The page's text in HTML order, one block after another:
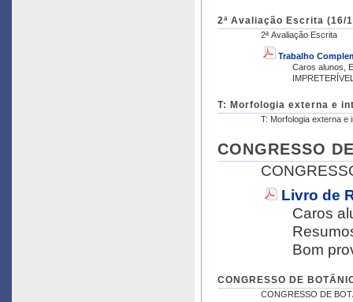
2ª Avaliação Escrita (16/
2ª Avaliação Escrita
Trabalho
Caros alunos,
T: Morfologia externa e
T: Morfologia externa e
CONGRESSO
Livro de
Caros
Bom
CONGRESSO DE
CONGRESSO DE